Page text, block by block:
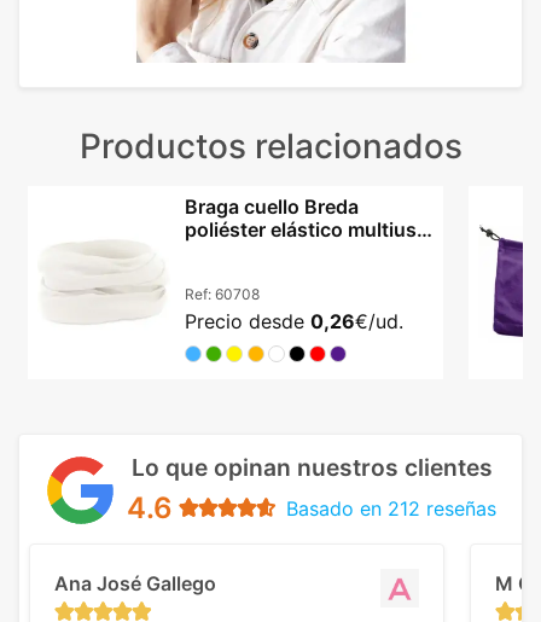
Productos relacionados
Braga cuello Breda
poliéster elástico multiuso
Ref: 60708
Precio desde 0,26€/ud.
Lo que opinan nuestros clientes
4.6 Basado en 212 reseñas
Ana José Gallego M C